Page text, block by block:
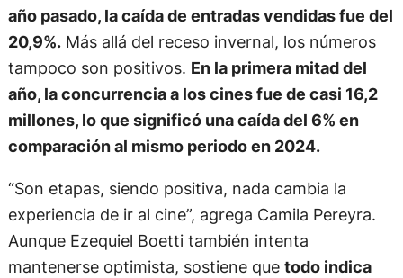
año pasado, la caída de entradas vendidas fue del
20,9%.Más allá del receso invernal, los números
tampoco son positivos. En la primera mitad del
año, la concurrencia a los cines fue de casi 16,2
millones, lo que significó una caída del 6% en
comparación al mismo periodo en 2024.
“Son etapas, siendo positiva, nada cambia la
experiencia de ir al cine”, agrega Camila Pereyra.
Aunque Ezequiel Boetti también intenta
mantenerse optimista, sostiene que todo indica